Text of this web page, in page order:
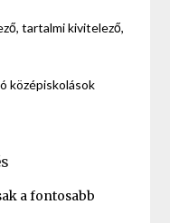
tartalmi kivitelező,
középiskolások
a fontosabb